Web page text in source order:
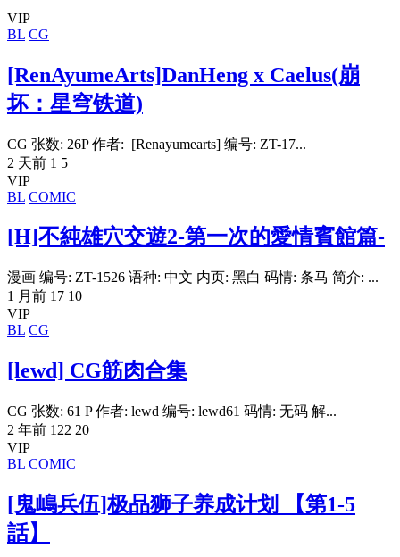
VIP
BL CG
[RenAyumeArts]DanHeng x Caelus(崩
坏：星穹铁道)
CG 张数: 26P 作者: [Renayumearts] 编号: ZT-17...
2 天前 1 5
VIP
BL COMIC
[H]不純雄穴交遊2-第一次的愛情賓館篇-
漫画 编号: ZT-1526 语种: 中文 内页: 黑白 码情: 条马 简介: ...
1 月前 17 10
VIP
BL CG
[lewd] CG筋肉合集
CG 张数: 61 P 作者: lewd 编号: lewd61 码情: 无码 解...
2 年前 122 20
VIP
BL COMIC
[鬼嶋兵伍]极品狮子养成计划 【第1-5
話】